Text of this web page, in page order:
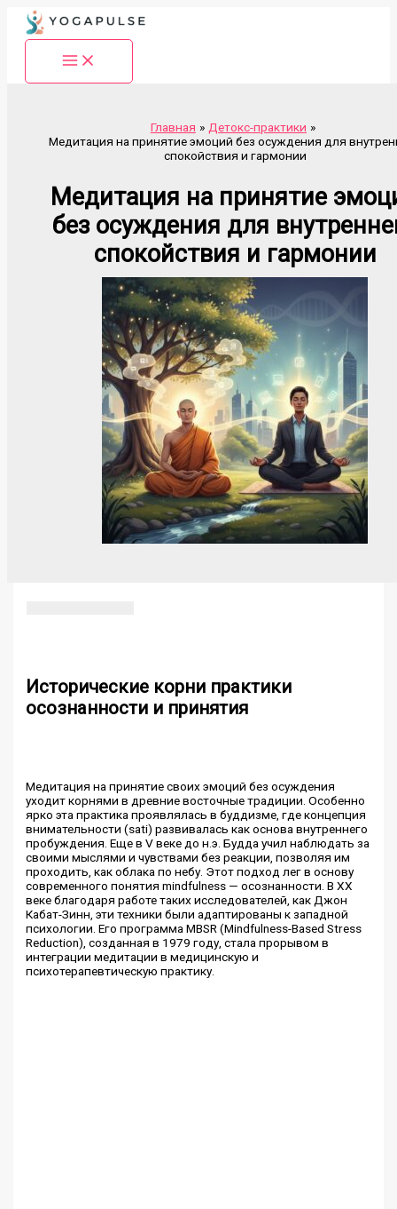
Перейти
содержимому
Главная
Детокс-практики
Медитация на принятие эмоций без осуждения для
спокойствия и гармонии
Медитация на принятие
без осуждения для
спокойствия и гармонии
Исторические корни практики
осознанности и принятия
Медитация на принятие своих эмоций без осуждения
уходит корнями в древние восточные традиции. Особенно
ярко эта практика проявлялась в буддизме, где концепция
внимательности (sati) развивалась как основа внутреннего
пробуждения. Еще в V веке до н.э. Будда учил наблюдать за
своими мыслями и чувствами без реакции, позволяя им
проходить, как облака по небу. Этот подход лег в основу
современного понятия mindfulness — осознанности. В XX
веке благодаря работе таких исследователей, как Джон
Кабат-Зинн, эти техники были адаптированы к западной
психологии. Его программа MBSR (Mindfulness-Based Stress
Reduction), созданная в 1979 году, стала прорывом в
интеграции медитации в медицинскую и
психотерапевтическую практику.